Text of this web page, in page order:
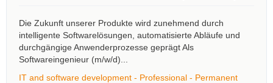
Die Zukunft unserer Produkte wird zunehmend durch
intelligente Softwarelösungen, automatisierte Abläufe und
durchgängige Anwenderprozesse geprägt Als
Softwareingenieur (m/w/d)...
IT and software development - Professional - Permanent